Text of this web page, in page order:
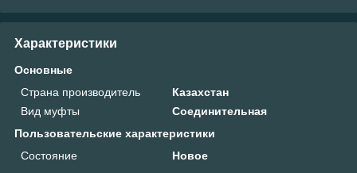
Характеристики
Основные
Страна производитель
Казахстан
Вид муфты
Соединительная
Пользовательские характеристики
Состояние
Новое